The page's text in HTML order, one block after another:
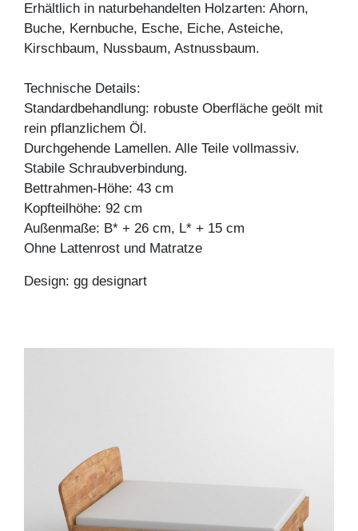
Erhältlich in naturbehandelten Holzarten: Ahorn,
Buche, Kernbuche, Esche, Eiche, Asteiche,
Kirschbaum, Nussbaum, Astnussbaum.
Technische Details:
Standardbehandlung: robuste Oberfläche geölt mit
rein pflanzlichem Öl.
Durchgehende Lamellen. Alle Teile vollmassiv.
Stabile Schraubverbindung.
Bettrahmen-Höhe: 43 cm
Kopfteilhöhe: 92 cm
Außenmaße: B* + 26 cm, L* + 15 cm
Ohne Lattenrost und Matratze
Design: gg designart